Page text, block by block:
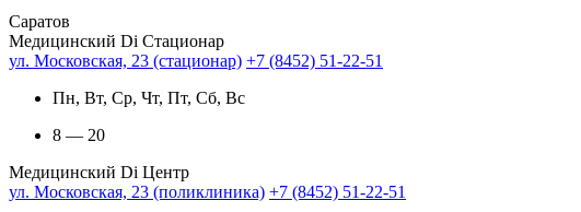
Саратов
Медицинский Di Стационар
ул. Московская, 23 (стационар) +7 (8452) 51-22-51
Пн, Вт, Ср, Чт, Пт, Сб, Вс
8 — 20
Медицинский Di Центр
ул. Московская, 23 (поликлиника) +7 (8452) 51-22-51